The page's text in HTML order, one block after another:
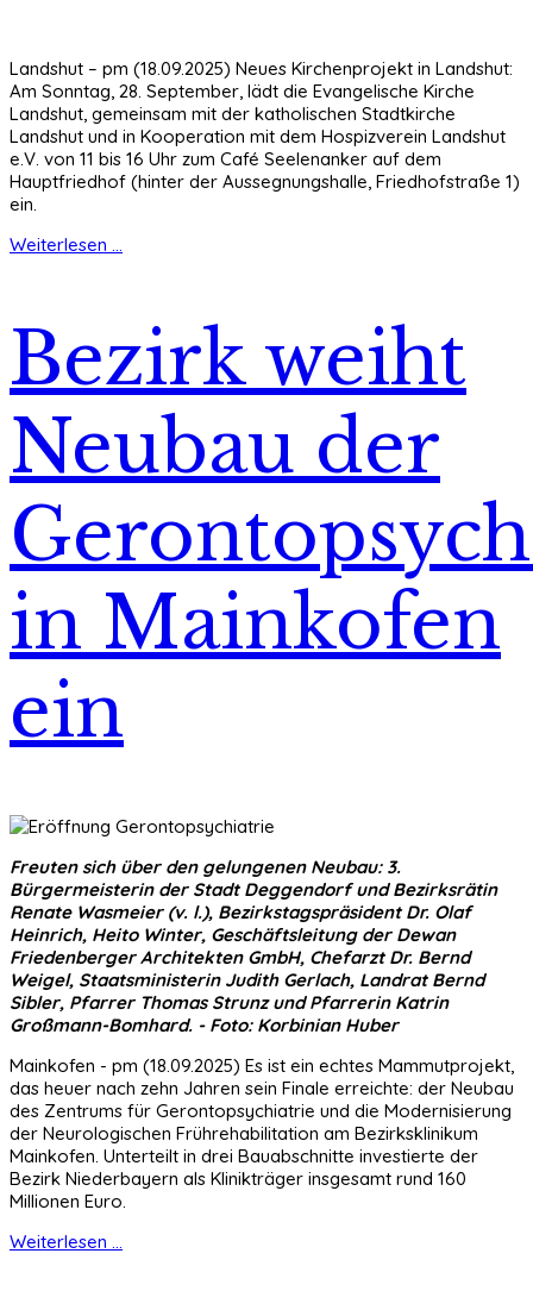
Landshut – pm (18.09.2025) Neues Kirchenprojekt in Landshut:
Am Sonntag, 28. September, lädt die Evangelische Kirche
Landshut, gemeinsam mit der katholischen Stadtkirche
Landshut und in Kooperation mit dem Hospizverein Landshut
e.V. von 11 bis 16 Uhr zum Café Seelenanker auf dem
Hauptfriedhof (hinter der Aussegnungshalle, Friedhofstraße 1)
ein.
Weiterlesen ...
Bezirk weiht
Neubau der
in Mainkofen
ein
Freuten sich über den gelungenen Neubau: 3.
Bürgermeisterin der Stadt Deggendorf und Bezirksrätin
Renate Wasmeier (v. l.), Bezirkstagspräsident Dr. Olaf
Heinrich, Heito Winter, Geschäftsleitung der Dewan
Friedenberger Architekten GmbH, Chefarzt Dr. Bernd
Weigel, Staatsministerin Judith Gerlach, Landrat Bernd
Sibler, Pfarrer Thomas Strunz und Pfarrerin Katrin
Großmann-Bomhard. - Foto: Korbinian Huber
Mainkofen - pm (18.09.2025) Es ist ein echtes Mammutprojekt,
das heuer nach zehn Jahren sein Finale erreichte: der Neubau
des Zentrums für Gerontopsychiatrie und die Modernisierung
der Neurologischen Frührehabilitation am Bezirksklinikum
Mainkofen. Unterteilt in drei Bauabschnitte investierte der
Bezirk Niederbayern als Klinikträger insgesamt rund 160
Millionen Euro.
Weiterlesen ...